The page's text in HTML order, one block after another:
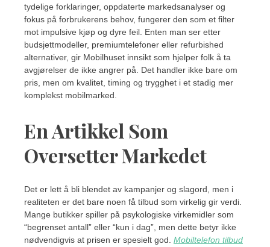
tydelige forklaringer, oppdaterte markedsanalyser og
fokus på forbrukerens behov, fungerer den som et filter
mot impulsive kjøp og dyre feil. Enten man ser etter
budsjettmodeller, premiumtelefoner eller refurbished
alternativer, gir Mobilhuset innsikt som hjelper folk å ta
avgjørelser de ikke angrer på. Det handler ikke bare om
pris, men om kvalitet, timing og trygghet i et stadig mer
komplekst mobilmarked.
En Artikkel Som
Oversetter Markedet
Det er lett å bli blendet av kampanjer og slagord, men i
realiteten er det bare noen få tilbud som virkelig gir verdi.
Mange butikker spiller på psykologiske virkemidler som
“begrenset antall” eller “kun i dag”, men dette betyr ikke
nødvendigvis at prisen er spesielt god. Mobiltelefon tilbud